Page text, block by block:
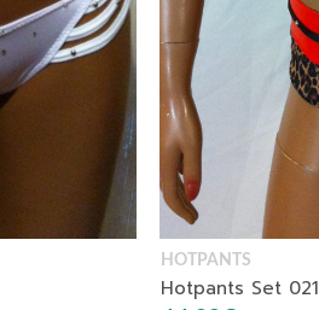
HOTPANTS
Hotpants Set 021